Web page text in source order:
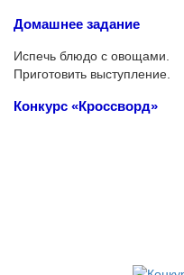
Домашнее задание
Испечь блюдо с овощами.
Приготовить выступление.
Конкурс «Кроссворд»